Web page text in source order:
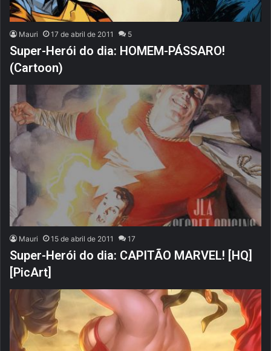
Mauri 17 de abril de 2011 5
Super-Herói do dia: HOMEM-PÁSSARO!
(Cartoon)
Mauri 15 de abril de 2011 17
Super-Herói do dia: CAPITÃO MARVEL! [HQ]
[PicArt]